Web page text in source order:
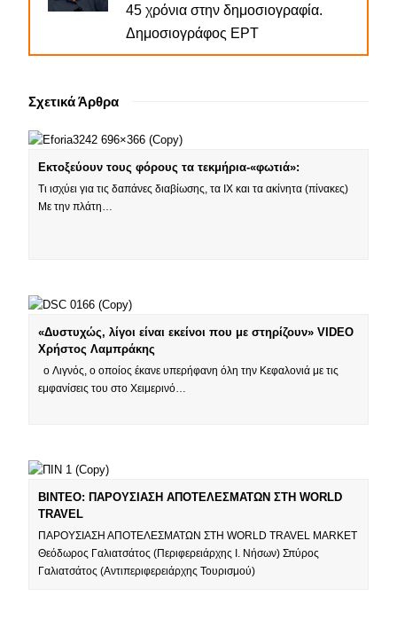
45 χρόνια στην δημοσιογραφία.
Δημοσιογράφος ΕΡΤ
Σχετικά Άρθρα
Εκτοξεύουν τους φόρους τα τεκμήρια-«φωτιά»:
Τι ισχύει για τις δαπάνες διαβίωσης, τα ΙΧ και τα ακίνητα (πίνακες)
Με την πλάτη…
«Δυστυχώς, λίγοι είναι εκείνοι που με στηρίζουν» VIDEO
Χρήστος Λαμπράκης
ο Λιγνός, ο οποίος έκανε υπερήφανη όλη την Κεφαλονιά με τις
εμφανίσεις του στο Χειμερινό…
ΒΙΝΤΕΟ: ΠΑΡΟΥΣΙΑΣΗ ΑΠΟΤΕΛΕΣΜΑΤΩΝ ΣΤΗ WORLD
TRAVEL
ΠΑΡΟΥΣΙΑΣΗ ΑΠΟΤΕΛΕΣΜΑΤΩΝ ΣΤΗ WORLD TRAVEL MARKET
Θεόδωρος Γαλιατσάτος (Περιφερειάρχης Ι. Νήσων) Σπύρος
Γαλιατσάτος (Αντιπεριφερειάρχης Τουρισμού)